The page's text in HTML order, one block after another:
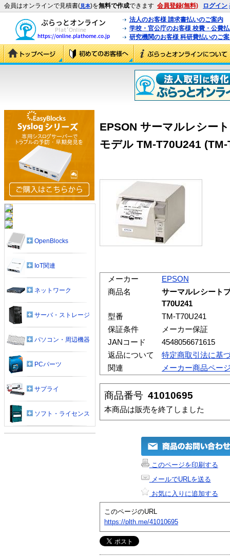
会員はオンラインで見積書(見本)を無料で作成できます 会員登録(無料) ログイン
法人のお客様 請求書払いのご案内
学校・官公庁のお客様 校費・公費
研究機関のお客様 科研費払いのご
EPSON サーマルレシー
モデル TM-T70U241
メーカー
EPSON
商品名
サーマルレシート
T70U241
型番
TM-T70U241
保証条件
メーカー保証
JANコード
4548056671615
返品について
特定商取引法に基
関連
メーカー商品ペー
商品番号 41010695
本商品は販売を終了しました
このページを印刷する
メールでURLを送る
お気に入りに追加する
このページのURL
https://plth.me/41010695
OpenBlocks
IoT関連
ネットワーク
サーバ・ストレージ
パソコン・周辺機器
PCパーツ
サプライ
ソフト・ライセンス